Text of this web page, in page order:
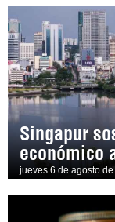
Singapur
económico
jueves 6 de agosto